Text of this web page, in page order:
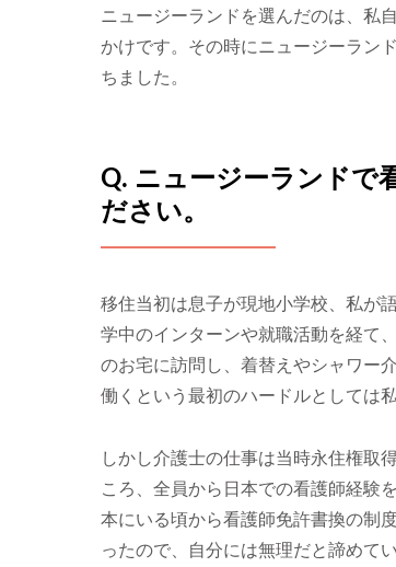
ニュージーランドを選んだのは、私
かけです。その時にニュージーラン
ちました。
Q. ニュージーランドで
ださい。
移住当初は息子が現地小学校、私が
学中のインターンや就職活動を経て
のお宅に訪問し、着替えやシャワー
働くという最初のハードルとしては
しかし介護士の仕事は当時永住権取
ころ、全員から日本での看護師経験
本にいる頃から看護師免許書換の制
ったので、自分には無理だと諦めて